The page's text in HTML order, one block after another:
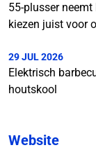
55-plusser
kiezen juist voor
29 JUL 2026
Elektrisch
houtskool
Website